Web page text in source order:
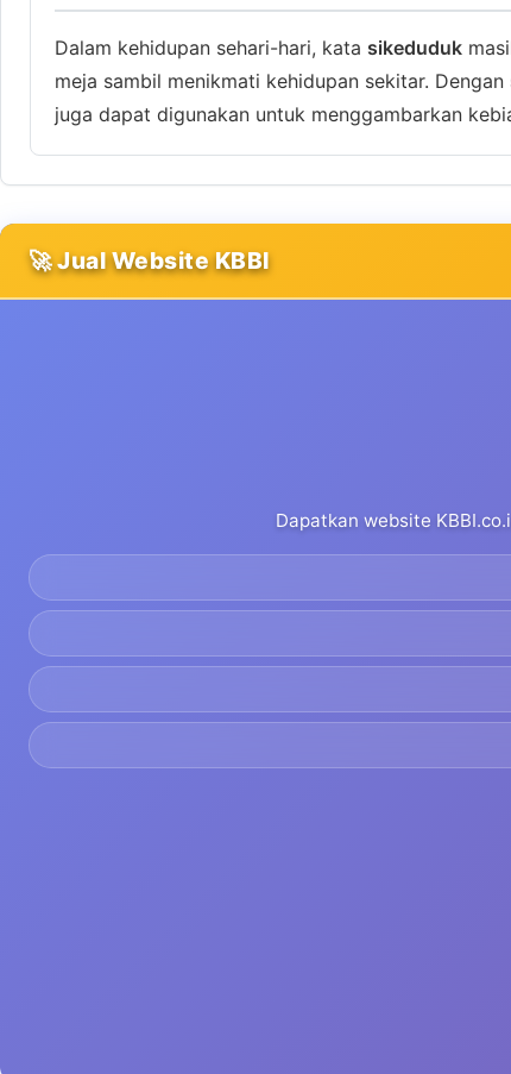
Dalam kehidupan sehari-hari, kata sikeduduk
meja sambil menikmati kehidupan sekitar. Dengan
juga dapat digunakan untuk menggambarkan
🚀 Jual Website KBBI
Dapatkan website